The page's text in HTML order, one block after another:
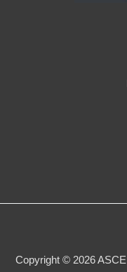
Copyright © 2026